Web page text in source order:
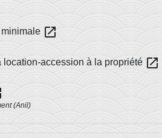
open_in_new
location-accession à la propriété open_in_new
(Anil)